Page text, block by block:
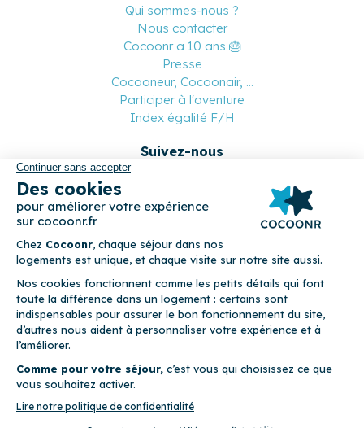
Qui sommes-nous ?
Nous contacter
Cocoonr a 10 ans 🎂
Presse
Cocooneur, Cocoonair, ...
Participer à l'aventure
Index égalité F/H
Suivez-nous
location–CGU – Politique de confidentialité–Politique de
Cocoonr est conçu et développé à Rennes 🇫🇷